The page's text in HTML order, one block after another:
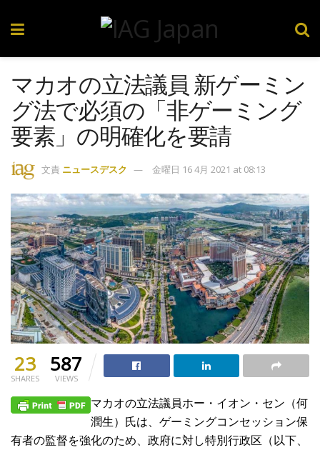
マカオの立法議員 新ゲーミン
グ法で必須の「非ゲーミング
要素」の明確化を要請
文責 ニュースデスク 金曜日 16 4月 2021 at 08:13
23
SHARES
587
VIEWS
マカオの立法議員ホー・イオン・セン（何
潤生）氏は、ゲーミングコンセッション保
有者の監督を強化のため、政府に対し特別行政区（以下、